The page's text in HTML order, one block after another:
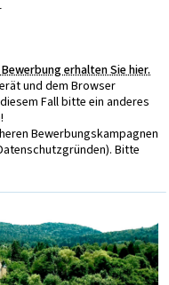
erhalten Sie hier.
und dem Browser
Fall bitte ein anderes
Bewerbungskampagnen
Bitte